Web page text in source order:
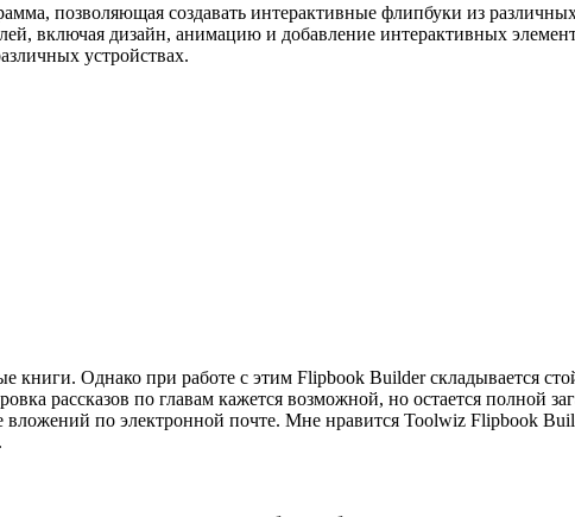
позволяющая создавать интерактивные флипбуки из
включая дизайн, анимацию и добавление интерактивных
устройствах.
Однако при работе с этим Flipbook Builder складывается
рассказов по главам кажется возможной, но остается полной
вложений по электронной почте. Мне нравится Toolwiz Flipbook